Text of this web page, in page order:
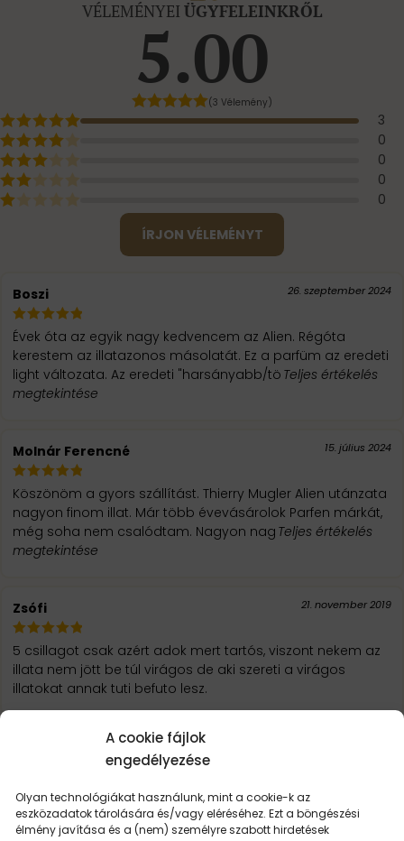
A cookie fájlok
engedélyezése
Olyan technológiákat használunk, mint a cookie-k az
eszközadatok tárolására és/vagy eléréséhez. Ezt a böngészési
élmény javítása és a (nem) személyre szabott hirdetések
VÉLEMÉNYEI ÜGYFELEINKRŐL
5.00
(3 Vélemény)
3
0
0
0
0
ÍRJON VÉLEMÉNYT
Boszi 26. szeptember 2024
Évek óta az egyik nagy kedvencem az Alien. Régóta
kerestem az illatazonos másolatát. Ez a parfüm az eredeti
light változata. Az eredeti "harsányabb/tö Teljes értékelés
megtekintése
Molnár Ferencné 15. július 2024
Köszönöm a gyors szállítást. Thierry Mugler Alien utánzata
nagyon finom illat. Már több évevásárolok Parfen márkát,
még soha nem csalódtam. Nagyon nag Teljes értékelés
megtekintése
Zsófi 21. november 2019
5 csillagot csak azért adok mert tartós, viszont nekem az
illata nem jött be túl virágos de aki szereti a virágos
illatokat annak tuti befuto lesz.
LEHET,HOGY ÉRDEKEL